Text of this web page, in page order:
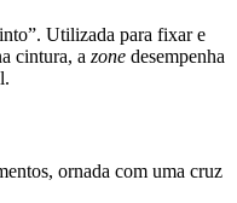
Utilizada para fixar e
cintura, a zone desempenha
ornada com uma cruz